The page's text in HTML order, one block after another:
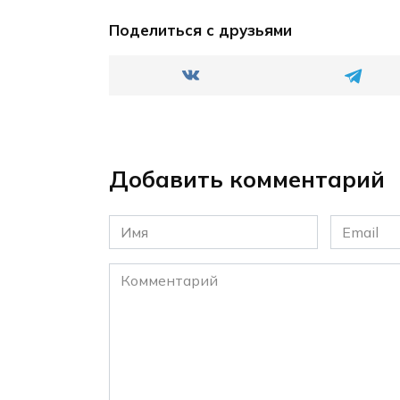
Поделиться с друзьями
Добавить комментарий
Имя
*
Email
*
Комментарий